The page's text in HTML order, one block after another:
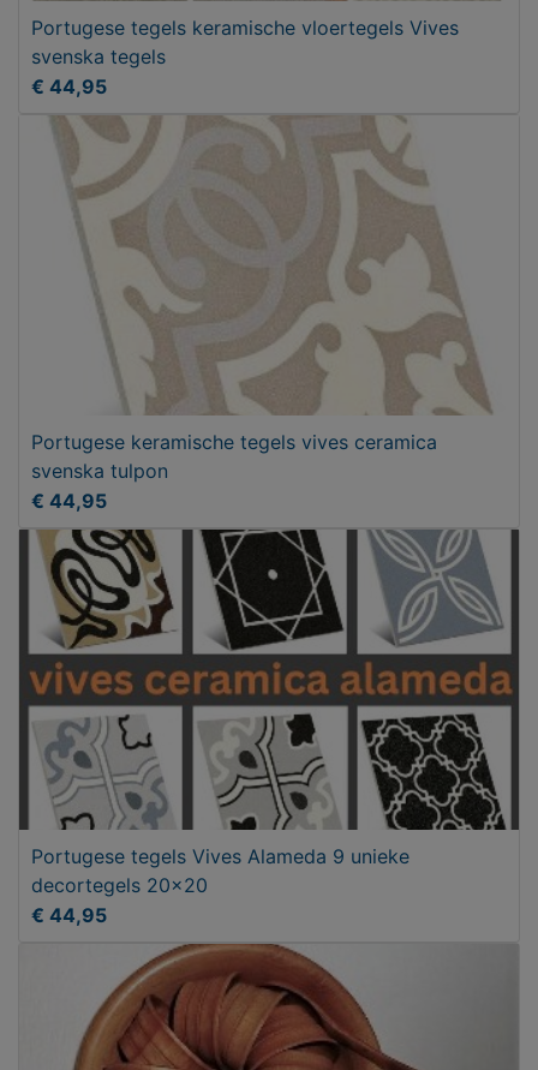
Portugese tegels keramische vloertegels Vives
svenska tegels
€ 44,95
Portugese keramische tegels vives ceramica
svenska tulpon
€ 44,95
Portugese tegels Vives Alameda 9 unieke
decortegels 20x20
€ 44,95